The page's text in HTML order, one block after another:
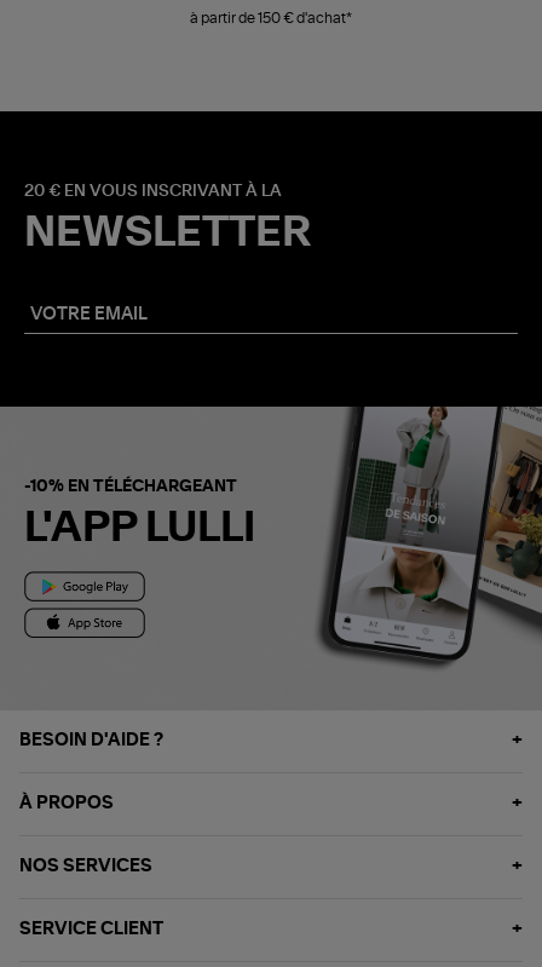
à partir de 150 € d'achat*
20 € EN VOUS INSCRIVANT À LA
NEWSLETTER
-10% EN TÉLÉCHARGEANT
L'APP LULLI
BESOIN D'AIDE ?
À PROPOS
NOS SERVICES
SERVICE CLIENT